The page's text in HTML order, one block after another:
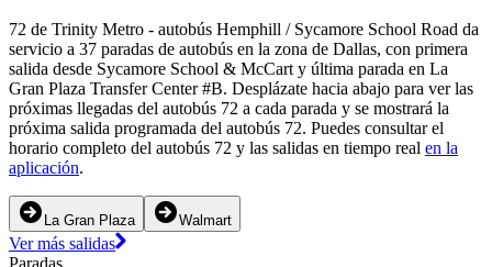
72 de Trinity Metro - autobús Hemphill / Sycamore School Road da
servicio a 37 paradas de autobús en la zona de Dallas, con primera
salida desde Sycamore School & McCart y última parada en La
Gran Plaza Transfer Center #B. Desplázate hacia abajo para ver las
próximas llegadas del autobús 72 a cada parada y se mostrará la
próxima salida programada del autobús 72. Puedes consultar el
horario completo del autobús 72 y las salidas en tiempo real en la
aplicación.
La Gran Plaza Walmart
Ver más salidas